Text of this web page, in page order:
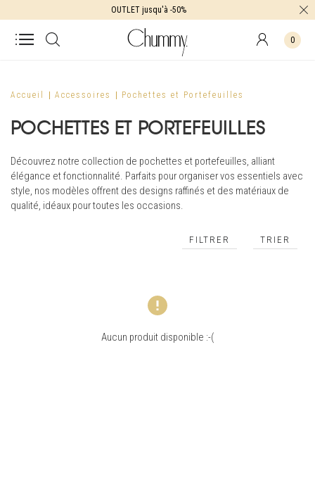
OUTLET jusqu'à -50%
0
Accueil Accessoires Pochettes et Portefeuilles
POCHETTES ET PORTEFEUILLES
Découvrez notre collection de pochettes et portefeuilles, alliant
élégance et fonctionnalité. Parfaits pour organiser vos essentiels avec
style, nos modèles offrent des designs raffinés et des matériaux de
qualité, idéaux pour toutes les occasions.
FILTRER TRIER
Aucun produit disponible :-(